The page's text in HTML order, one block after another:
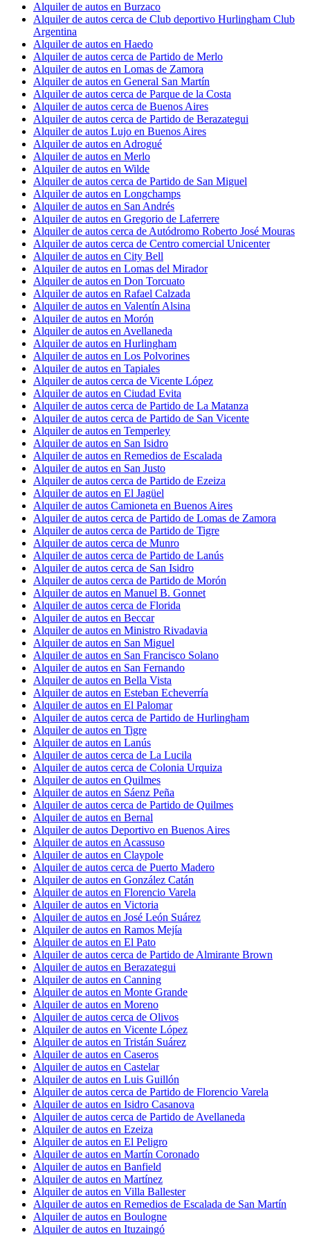
Alquiler de autos en Burzaco
Alquiler de autos cerca de Club deportivo Hurlingham Club
Argentina
Alquiler de autos en Haedo
Alquiler de autos cerca de Partido de Merlo
Alquiler de autos en Lomas de Zamora
Alquiler de autos en General San Martín
Alquiler de autos cerca de Parque de la Costa
Alquiler de autos cerca de Buenos Aires
Alquiler de autos cerca de Partido de Berazategui
Alquiler de autos Lujo en Buenos Aires
Alquiler de autos en Adrogué
Alquiler de autos en Merlo
Alquiler de autos en Wilde
Alquiler de autos cerca de Partido de San Miguel
Alquiler de autos en Longchamps
Alquiler de autos en San Andrés
Alquiler de autos en Gregorio de Laferrere
Alquiler de autos cerca de Autódromo Roberto José Mouras
Alquiler de autos cerca de Centro comercial Unicenter
Alquiler de autos en City Bell
Alquiler de autos en Lomas del Mirador
Alquiler de autos en Don Torcuato
Alquiler de autos en Rafael Calzada
Alquiler de autos en Valentín Alsina
Alquiler de autos en Morón
Alquiler de autos en Avellaneda
Alquiler de autos en Hurlingham
Alquiler de autos en Los Polvorines
Alquiler de autos en Tapiales
Alquiler de autos cerca de Vicente López
Alquiler de autos en Ciudad Evita
Alquiler de autos cerca de Partido de La Matanza
Alquiler de autos cerca de Partido de San Vicente
Alquiler de autos en Temperley
Alquiler de autos en San Isidro
Alquiler de autos en Remedios de Escalada
Alquiler de autos en San Justo
Alquiler de autos cerca de Partido de Ezeiza
Alquiler de autos en El Jagüel
Alquiler de autos Camioneta en Buenos Aires
Alquiler de autos cerca de Partido de Lomas de Zamora
Alquiler de autos cerca de Partido de Tigre
Alquiler de autos cerca de Munro
Alquiler de autos cerca de Partido de Lanús
Alquiler de autos cerca de San Isidro
Alquiler de autos cerca de Partido de Morón
Alquiler de autos en Manuel B. Gonnet
Alquiler de autos cerca de Florida
Alquiler de autos en Beccar
Alquiler de autos en Ministro Rivadavia
Alquiler de autos en San Miguel
Alquiler de autos en San Francisco Solano
Alquiler de autos en San Fernando
Alquiler de autos en Bella Vista
Alquiler de autos en Esteban Echeverría
Alquiler de autos en El Palomar
Alquiler de autos cerca de Partido de Hurlingham
Alquiler de autos en Tigre
Alquiler de autos en Lanús
Alquiler de autos cerca de La Lucila
Alquiler de autos cerca de Colonia Urquiza
Alquiler de autos en Quilmes
Alquiler de autos en Sáenz Peña
Alquiler de autos cerca de Partido de Quilmes
Alquiler de autos en Bernal
Alquiler de autos Deportivo en Buenos Aires
Alquiler de autos en Acassuso
Alquiler de autos en Claypole
Alquiler de autos cerca de Puerto Madero
Alquiler de autos en González Catán
Alquiler de autos en Florencio Varela
Alquiler de autos en Victoria
Alquiler de autos en José León Suárez
Alquiler de autos en Ramos Mejía
Alquiler de autos en El Pato
Alquiler de autos cerca de Partido de Almirante Brown
Alquiler de autos en Berazategui
Alquiler de autos en Canning
Alquiler de autos en Monte Grande
Alquiler de autos en Moreno
Alquiler de autos cerca de Olivos
Alquiler de autos en Vicente López
Alquiler de autos en Tristán Suárez
Alquiler de autos en Caseros
Alquiler de autos en Castelar
Alquiler de autos en Luis Guillón
Alquiler de autos cerca de Partido de Florencio Varela
Alquiler de autos en Isidro Casanova
Alquiler de autos cerca de Partido de Avellaneda
Alquiler de autos en Ezeiza
Alquiler de autos en El Peligro
Alquiler de autos en Martín Coronado
Alquiler de autos en Banfield
Alquiler de autos en Martínez
Alquiler de autos en Villa Ballester
Alquiler de autos en Remedios de Escalada de San Martín
Alquiler de autos en Boulogne
Alquiler de autos en Ituzaingó